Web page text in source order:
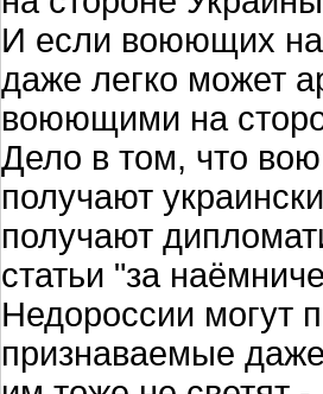
И если воюющих на
даже легко может
воюющими на
Дело в том, что
получают
получают
статьи "за
Недороссии могут
признаваемые